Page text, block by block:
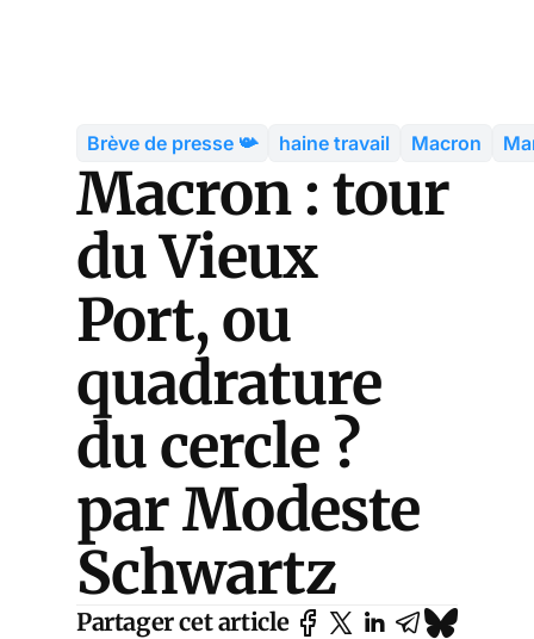
Brève de presse 📯 haine travail Macron
Macron : tour
du Vieux
Port, ou
quadrature
du cercle ?
par Modeste
Schwartz
Partager cet article